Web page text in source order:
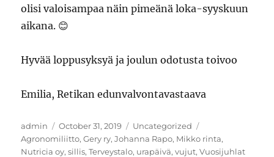
olisi valoisampaa näin pimeänä loka-syyskuun
aikana. 😊
Hyvää loppusyksyä ja joulun odotusta toivoo
Emilia, Retikan edunvalvontavastaava
Author
admin
Posted
on
October 31, 2019 Categories
Uncategorized
Agronomiliitto,Gery ry,Johanna Rapo, Mikko rinta,
Nutricia oy,sillis,Terveystalo, urapäivä,vujut,Vuosijuhlat